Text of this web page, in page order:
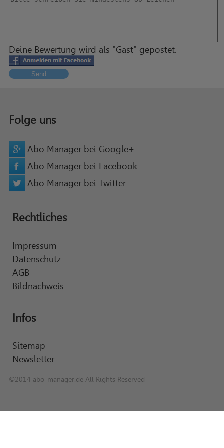
Deine Bewertung wird als "Gast" gepostet.
Send
Folge uns
Abo Manager bei Google+
Abo Manager bei Facebook
Abo Manager bei Twitter
Rechtliches
Impressum
Datenschutz
AGB
Bildnachweis
Infos
Sitemap
Newsletter
©2014 abo-manager.de All Rights Reserved